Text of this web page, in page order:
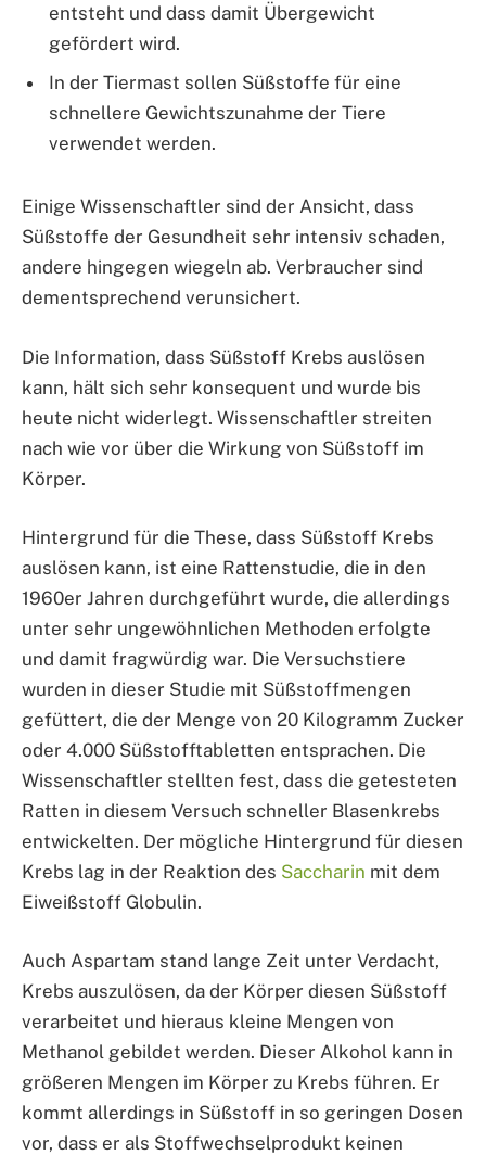
entsteht und dass damit Übergewicht
gefördert wird.
In der Tiermast sollen Süßstoffe für eine
schnellere Gewichtszunahme der Tiere
verwendet werden.
Einige Wissenschaftler sind der Ansicht, dass
Süßstoffe der Gesundheit sehr intensiv schaden,
andere hingegen wiegeln ab. Verbraucher sind
dementsprechend verunsichert.
Die Information, dass Süßstoff Krebs auslösen
kann, hält sich sehr konsequent und wurde bis
heute nicht widerlegt. Wissenschaftler streiten
nach wie vor über die Wirkung von Süßstoff im
Körper.
Hintergrund für die These, dass Süßstoff Krebs
auslösen kann, ist eine Rattenstudie, die in den
1960er Jahren durchgeführt wurde, die allerdings
unter sehr ungewöhnlichen Methoden erfolgte
und damit fragwürdig war. Die Versuchstiere
wurden in dieser Studie mit Süßstoffmengen
gefüttert, die der Menge von 20 Kilogramm Zucker
oder 4.000 Süßstofftabletten entsprachen. Die
Wissenschaftler stellten fest, dass die getesteten
Ratten in diesem Versuch schneller Blasenkrebs
entwickelten. Der mögliche Hintergrund für diesen
Krebs lag in der Reaktion des Saccharin mit dem
Eiweißstoff Globulin.
Auch Aspartam stand lange Zeit unter Verdacht,
Krebs auszulösen, da der Körper diesen Süßstoff
verarbeitet und hieraus kleine Mengen von
Methanol gebildet werden. Dieser Alkohol kann in
größeren Mengen im Körper zu Krebs führen. Er
kommt allerdings in Süßstoff in so geringen Dosen
vor, dass er als Stoffwechselprodukt keinen